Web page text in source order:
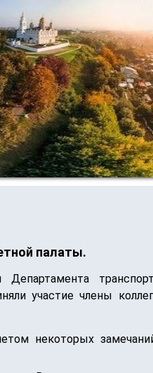
палаты.
участие члены
некоторых